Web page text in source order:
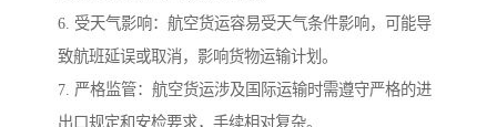
6. 受天气影响：航空货运容易受天气条件影响，可能导
致航班延误或取消，影响货物运输计划。
7. 严格监管：航空货运涉及国际运输时需遵守严格的进
出口规定和安检要求，手续相对复杂。